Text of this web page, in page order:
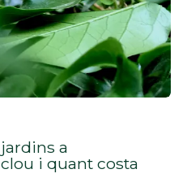
a
i quant costa